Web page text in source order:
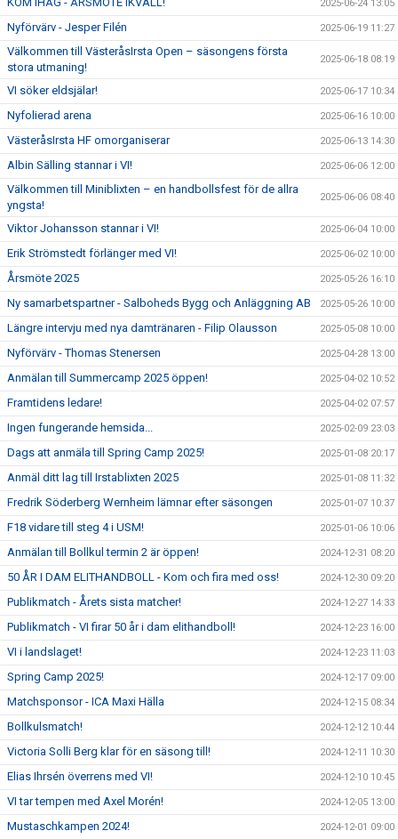
2025-06-24 13:05
Nyförvärv - Jesper Filén 2025-06-19 11:27
Välkommen till VästeråsIrsta Open – säsongens första
stora utmaning!
2025-06-18 08:19
VI söker eldsjälar! 2025-06-17 10:34
Nyfolierad arena 2025-06-16 10:00
VästeråsIrsta HF omorganiserar 2025-06-13 14:30
Albin Sälling stannar i VI! 2025-06-06 12:00
Välkommen till Miniblixten – en handbollsfest för de allra
yngsta!
2025-06-06 08:40
Viktor Johansson stannar i VI! 2025-06-04 10:00
Erik Strömstedt förlänger med VI! 2025-06-02 10:00
Årsmöte 2025 2025-05-26 16:10
Ny samarbetspartner - Salboheds Bygg och Anläggning AB 2025-05-26 10:00
Längre intervju med nya damtränaren - Filip Olausson 2025-05-08 10:00
Nyförvärv - Thomas Stenersen 2025-04-28 13:00
Anmälan till Summercamp 2025 öppen! 2025-04-02 10:52
Framtidens ledare! 2025-04-02 07:57
Ingen fungerande hemsida... 2025-02-09 23:03
Dags att anmäla till Spring Camp 2025! 2025-01-08 20:17
Anmäl ditt lag till Irstablixten 2025 2025-01-08 11:32
Fredrik Söderberg Wernheim lämnar efter säsongen 2025-01-07 10:37
F18 vidare till steg 4 i USM! 2025-01-06 10:06
Anmälan till Bollkul termin 2 är öppen! 2024-12-31 08:20
50 ÅR I DAM ELITHANDBOLL - Kom och fira med oss! 2024-12-30 09:20
Publikmatch - Årets sista matcher! 2024-12-27 14:33
Publikmatch - VI firar 50 år i dam elithandboll! 2024-12-23 16:00
VI i landslaget! 2024-12-23 11:03
Spring Camp 2025! 2024-12-17 09:00
Matchsponsor - ICA Maxi Hälla 2024-12-15 08:34
Bollkulsmatch! 2024-12-12 10:44
Victoria Solli Berg klar för en säsong till! 2024-12-11 10:30
Elias Ihrsén överrens med VI! 2024-12-10 10:45
VI tar tempen med Axel Morén! 2024-12-05 13:00
Mustaschkampen 2024! 2024-12-01 09:00